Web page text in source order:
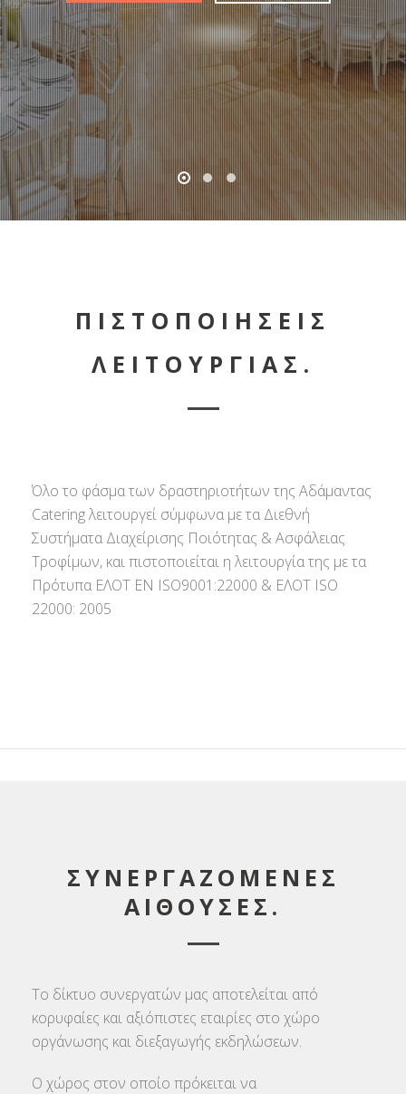
ΠΙΣΤΟΠΟΙΗΣΕΙΣ
ΛΕΙΤΟΥΡΓΙΑΣ.
Όλο το φάσμα των δραστηριοτήτων της Αδάμαντας
Catering λειτουργεί σύμφωνα με τα Διεθνή
Συστήματα Διαχείρισης Ποιότητας & Ασφάλειας
Τροφίμων, και πιστοποιείται η λειτουργία της με τα
Πρότυπα ΕΛΟΤ ΕΝ ISO9001:22000 & ΕΛΟΤ ISO
22000: 2005
ΣΥΝΕΡΓΑΖΟΜΕΝΕΣ
ΑΙΘΟΥΣΕΣ.
Το δίκτυο συνεργατών μας αποτελείται από
κορυφαίες και αξιόπιστες εταιρίες στο χώρο
οργάνωσης και διεξαγωγής εκδηλώσεων.
Ο χώρος στον οποίο πρόκειται να